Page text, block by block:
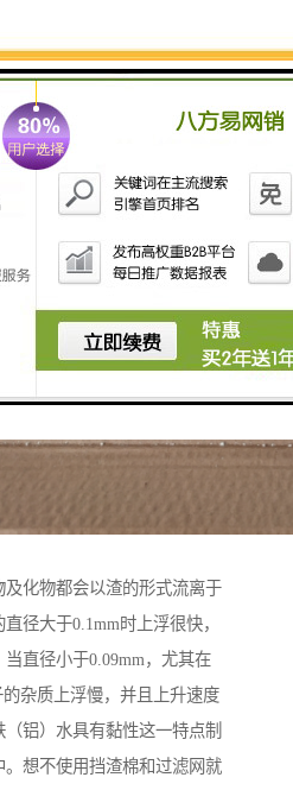
化物都会以渣的形式流离于
径大于0.1mm时上浮很快，
直径小于0.09mm，尤其在
杂质上浮慢，并且上升速度
铝）水具有黏性这一特点制
想不使用挡渣棉和过滤网就